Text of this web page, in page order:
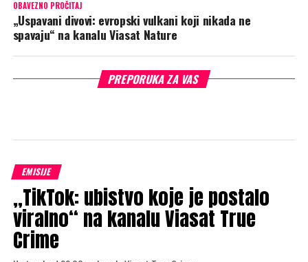
OBAVEZNO PROČITAJ
„Uspavani divovi: evropski vulkani koji nikada ne
spavaju“ na kanalu Viasat Nature
PREPORUKA ZA VAS
EMISIJE
„TikTok: ubistvo koje je postalo
viralno“ na kanalu Viasat True
Crime